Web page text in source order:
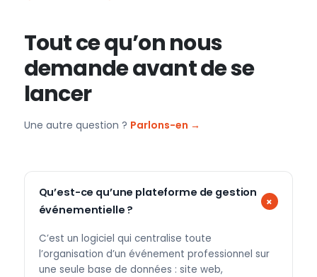
Tout ce qu’on nous
demande avant de se
lancer
Une autre question ? Parlons-en →
Qu’est-ce qu’une plateforme de gestion
événementielle ?
C’est un logiciel qui centralise toute
l’organisation d’un événement professionnel sur
une seule base de données : site web,